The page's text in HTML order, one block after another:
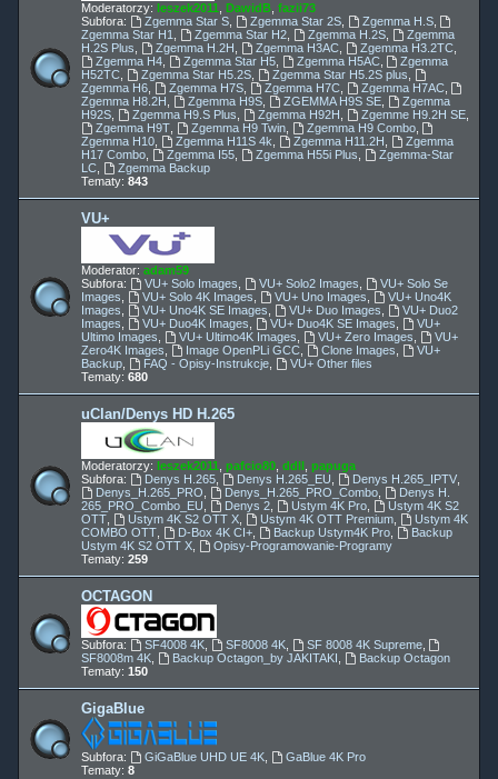
Moderatorzy: leszek2011 DawidB fazii73
Subfora:
Zgemma Star S, Zgemma Star 2S, Zgemma H.S,
Zgemma Star H1
Zgemma Star H2, Zgemma H.2S,
Zgemma
H.2S Plus
Zgemma H.2H Zgemma H3AC, Zgemma H3.2TC,
Zgemma H4, Zgemma Star H5, Zgemma H5AC,
Zgemma
H52TC
Zgemma Star H5.2S, Zgemma Star H5.2S plus
Zgemma H6
Zgemma H7S, Zgemma H7C, Zgemma H7AC,
Zgemma H8.2H
Zgemma H9S, ZGEMMA H9S SE,
Zgemma
H92S
Zgemma H9.S Plus Zgemma H92H Zgemme H9.2H SE,
Zgemma H9T, Zgemma H9 Twin, Zgemma H9 Combo,
Zgemma H10
Zgemma H11S 4k Zgemma H11.2H
Zgemma
H17 Combo
Zgemma I55, Zgemma H55i Plus
Zgemma-Star
LC
Zgemma Backup
Tematy: 843
VU+
Moderator: adam59
Subfora:
VU+ Solo Images VU+ Solo2 Images
VU+ Solo Se
Images
VU+ Solo 4K Images VU+ Uno Images
VU+ Uno4K
Images
VU+ Uno4K SE Images VU+ Duo Images
VU+ Duo2
Images
VU+ Duo4K Images VU+ Duo4K SE Images
VU+
Ultimo Images
VU+ Ultimo4K Images VU+ Zero Images
VU+
Zero4K Images
Image OpenPLi GCC, Clone Images
VU+
Backup
FAQ - Opisy-Instrukcje,
VU+ Other files
Tematy: 680
uClan/Denys HD H.265
Moderatorzy: leszek2011 pafcio80 ddll papuga
Subfora:
Denys H.265, Denys H.265_EU Denys H.265_IPTV,
Denys_H.265_PRO
Denys_H.265_PRO_Combo,
Denys H.
265_PRO_Combo_EU
Denys 2, Ustym 4K Pro,
Ustym 4K S2
OTT
Ustym 4K S2 OTT X, Ustym 4K OTT Premium,
Ustym 4K
COMBO OTT
D-Box 4K CI+, Backup Ustym4K Pro,
Backup
Ustym 4K S2 OTT X
Opisy-Programowanie-Programy
Tematy: 259
OCTAGON
Subfora: SF4008 4K, SF8008 4K, SF 8008 4K Supreme,
SF8008m 4K
Backup Octagon_by JAKITAKI
Backup Octagon
Tematy: 150
GigaBlue
Subfora: GiGaBlue UHD UE 4K,
GaBlue 4K Pro
Tematy: 8